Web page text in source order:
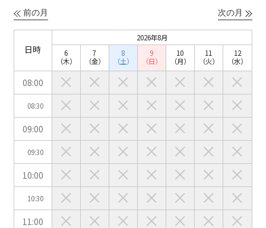
前の月 次の月
日時
2026年8月
6
（木）
7
（金）
8
（土）
9
（日）
10
（月）
11
（火）
12
（水）
08:00
08:30
09:00
09:30
10:00
10:30
11:00
03-3346-1396
受付時間 9:00～18:00（土日祝日・年末年始を除く）
WEBからのお問合せ
お問合せフォーム
口の字型 島型 T字島型
面積
会場の種類